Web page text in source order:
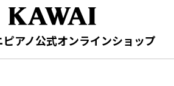
アノ公式オンラインショップ